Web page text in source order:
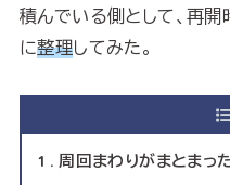
積んでいる側として、再
に整理してみた。
1 周回まわりがまとまった